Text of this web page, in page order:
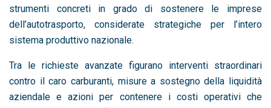
strumenti concreti in grado di sostenere le imprese
dell’autotrasporto, considerate strategiche per l’intero
sistema produttivo nazionale.
Tra le richieste avanzate figurano interventi straordinari
contro il caro carburanti, misure a sostegno della liquidità
aziendale e azioni per contenere i costi operativi che